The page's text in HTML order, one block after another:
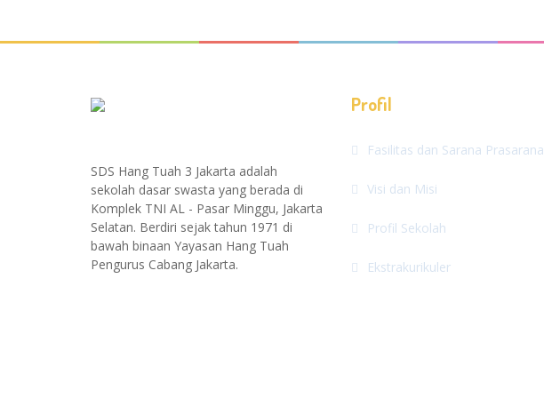
SDS Hang Tuah 3 Jakarta adalah
sekolah dasar swasta yang berada di
Komplek TNI AL - Pasar Minggu, Jakarta
Selatan. Berdiri sejak tahun 1971 di
bawah binaan Yayasan Hang Tuah
Pengurus Cabang Jakarta.
Profil
Fasilitas dan Sarana Prasarana
Visi dan Misi
Profil Sekolah
Ekstrakurikuler